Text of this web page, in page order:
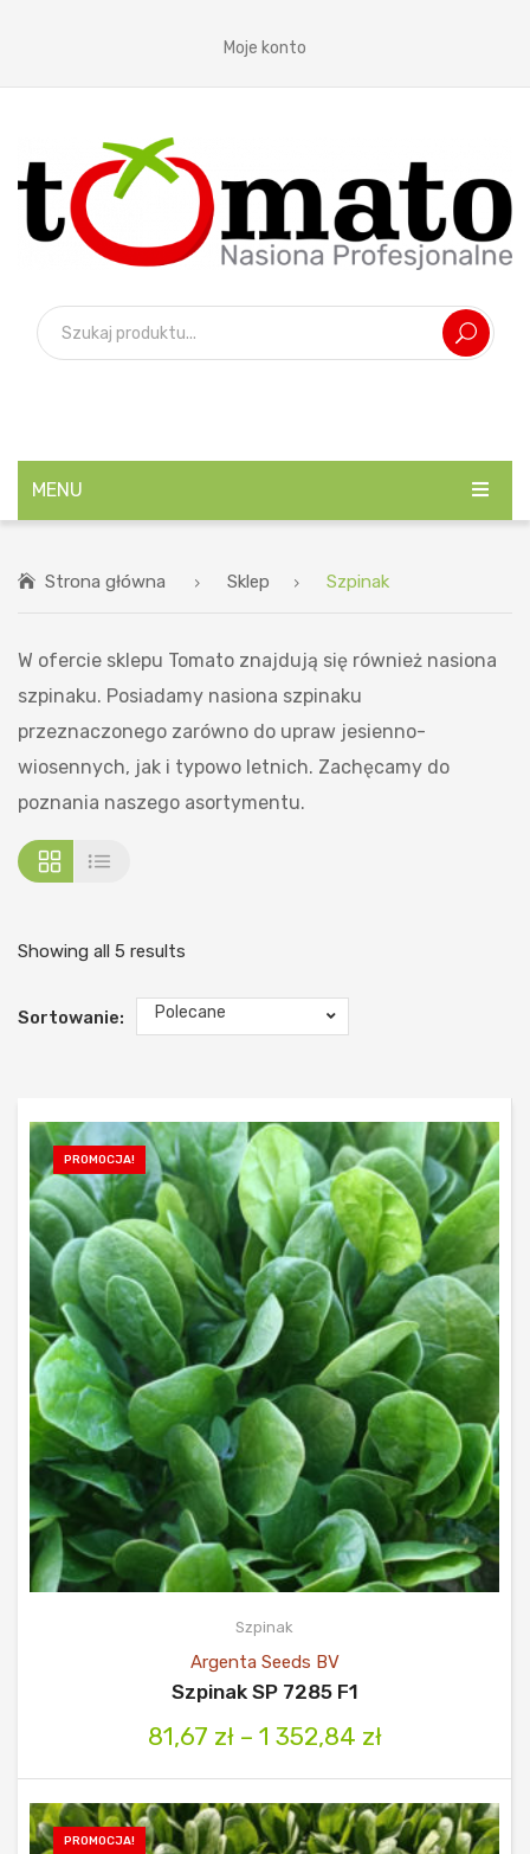
Moje konto
MENU
BIOSTYMULATORY
BLOG
Strona główna Sklep Szpinak
W ofercie sklepu Tomato znajdują się również nasiona
szpinaku. Posiadamy nasiona szpinaku
przeznaczonego zarówno do upraw jesienno-
wiosennych, jak i typowo letnich. Zachęcamy do
poznania naszego asortymentu.
Showing all 5 results
Sortowanie: Polecane
PROMOCJA!
Szpinak
Argenta Seeds BV
Szpinak SP 7285 F1
81,67 zł– 1 352,84 zł
PROMOCJA!